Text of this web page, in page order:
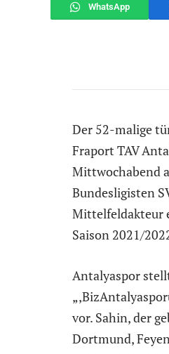
WhatsApp
Der 52-malige
Fraport TAV
Mittwochabend
Bundesligisten
Mittelfeldakteur
Saison 2021/
Antalyaspor
vor. Sahin, der
Dortmund,